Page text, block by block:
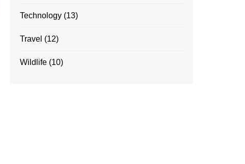
Technology (13)
Travel (12)
Wildlife (10)